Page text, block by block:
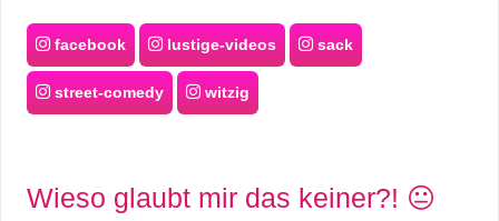
facebook lustige-videos sack
street-comedy witzig
Wieso glaubt mir das keiner?! 😐